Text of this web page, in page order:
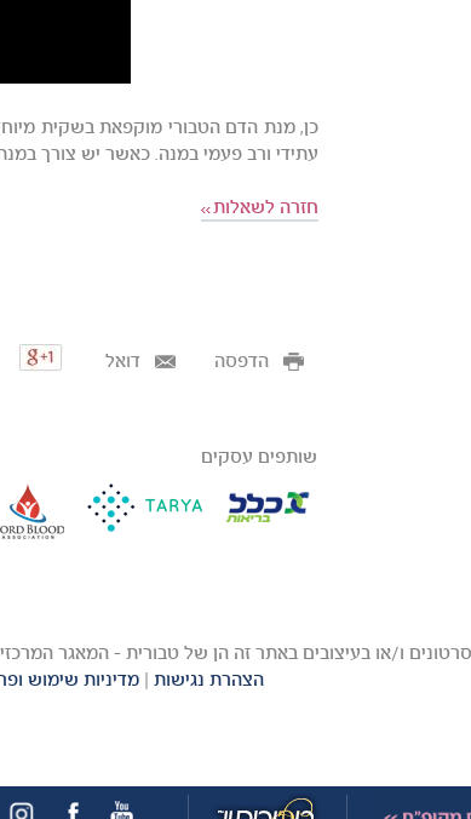
כן, מנת הדם הטבורי מוקפאת בשקית
עתידי ורב פעמי במנה. כאשר יש צורך
חזרה לשאלות
הדפסה דואל
שותפים עסקים
הצהרת נגישות |מדיניות שימוש